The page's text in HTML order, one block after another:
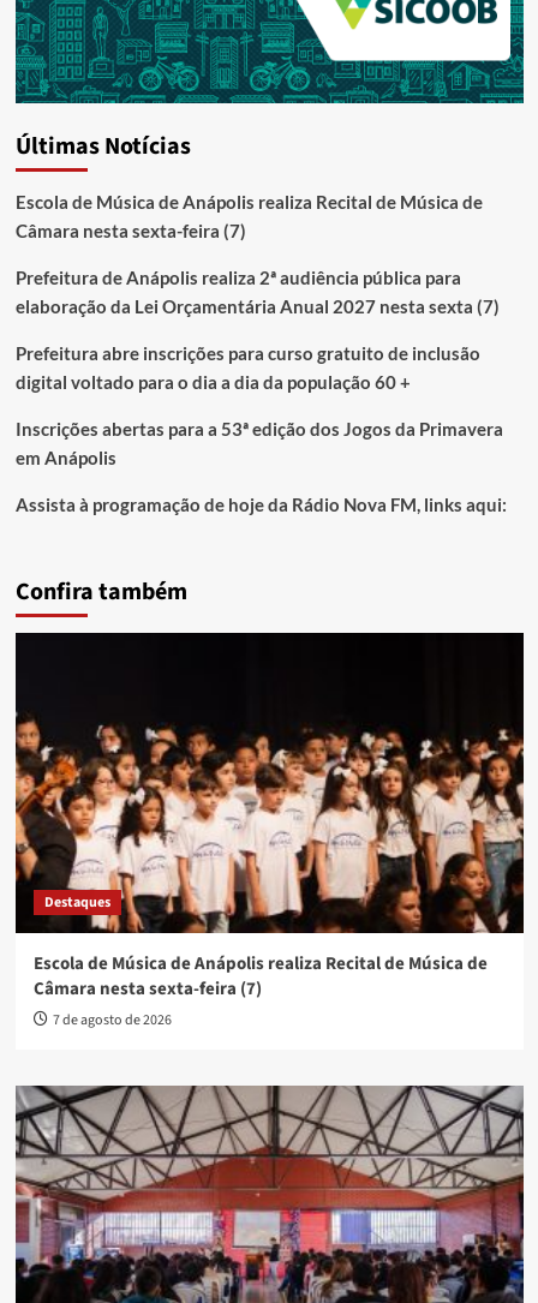
Últimas Notícias
Escola de Música de Anápolis realiza Recital de Música de
Câmara nesta sexta-feira (7)
Prefeitura de Anápolis realiza 2ª audiência pública para
elaboração da Lei Orçamentária Anual 2027 nesta sexta (7)
Prefeitura abre inscrições para curso gratuito de inclusão
digital voltado para o dia a dia da população 60 +
Inscrições abertas para a 53ª edição dos Jogos da Primavera
em Anápolis
Assista à programação de hoje da Rádio Nova FM, links aqui:
Confira também
Destaques
Escola de Música de Anápolis realiza Recital de Música de
Câmara nesta sexta-feira (7)
7 de agosto de 2026